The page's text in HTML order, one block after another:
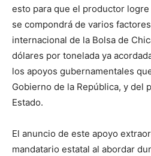
esto para que el productor
se compondrá de varios
internacional de la Bolsa de
dólares por tonelada ya
los apoyos gubernamentales
Gobierno de la República, y del
Estado.
El anuncio de este apoyo
mandatario estatal al abordar